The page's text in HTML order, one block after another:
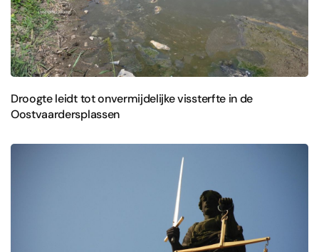
Droogte leidt tot onvermijdelijke vissterfte in de
Oostvaardersplassen